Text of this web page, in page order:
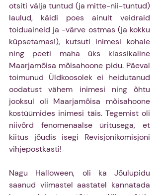
otsiti välja tuntud (ja mitte-nii-tuntud)
laulud, käidi poes ainult veidraid
toiduaineid ja -värve ostmas (ja kokku
küpsetamas!), kutsuti inimesi kohale
ning peeti maha üks klassikaline
Maarjamõisa mõisahoone pidu. Päeval
toimunud Üldkoosolek ei heidutanud
oodatust vähem inimesi ning õhtu
jooksul oli Maarjamõisa mõisahoone
kostüümides inimesi täis. Tegemist oli
niivõrd fenomenaalse üritusega, et
kiitus jõudis isegi Revisjonikomisjoni
vihjepostkasti!
Nagu Halloween, oli ka Jõulupidu
saanud viimastel aastatel kannatada